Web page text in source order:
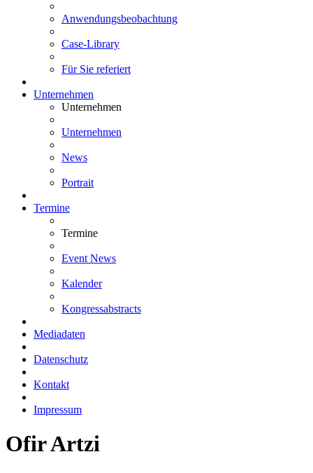
Anwendungsbeobachtung
Case-Library
Für Sie referiert
Unternehmen
Unternehmen
Unternehmen
News
Portrait
Termine
Termine
Event News
Kalender
Kongressabstracts
Mediadaten
Datenschutz
Kontakt
Impressum
Ofir Artzi